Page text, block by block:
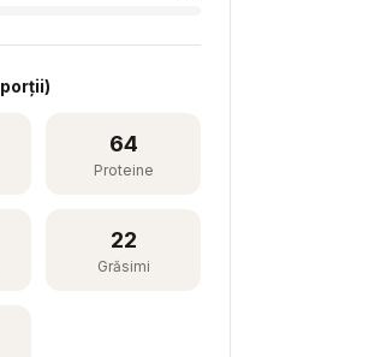
porții)
64
Proteine
22
Grăsimi